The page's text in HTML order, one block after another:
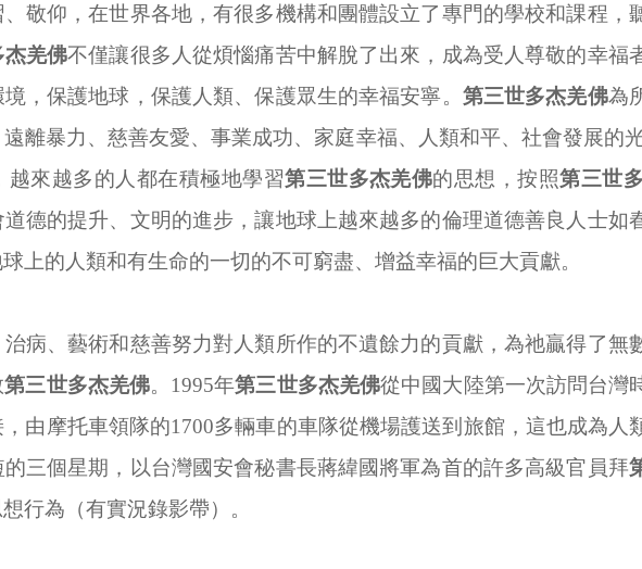
敬仰，在世界各地，有很多機構和團體設立了專門的學校和課程，
杰羌佛不僅讓很多人從煩惱痛苦中解脫了出來，成為受人尊敬的幸福
，保護地球，保護人類、保護眾生的幸福安寧。 第三世多杰羌佛為
離暴力、慈善友愛、事業成功、家庭幸福、人類和平、社會發展的
越來越多的人都在積極地學習第三世多杰羌佛的思想，按照第三世
德的提升、文明的進步，讓地球上越來越多的倫理道德善良人士如
上的人類和有生命的一切的不可窮盡、增益幸福的巨大貢獻。
病、藝術和慈善努力對人類所作的不遺餘力的貢獻，為祂贏得了無
第三世多杰羌佛。 1995年第三世多杰羌佛從中國大陸第一次訪問台灣
由摩托車領隊的1700多輛車的車隊從機場護送到旅館，這也成為人
三個星期，以台灣國安會秘書長蔣緯國將軍為首的許多高級官員拜
行為（有實況錄影帶）。